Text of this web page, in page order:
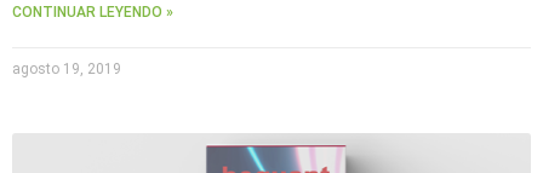
CONTINUAR LEYENDO »
agosto 19, 2019